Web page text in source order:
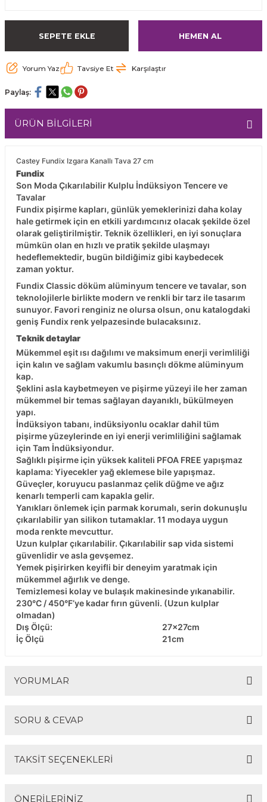
SEPETE EKLE HEMEN AL
Yorum Yaz Tavsiye Et Karşılaştır
Paylaş:
ÜRÜN BİLGİLERİ
Castey Fundix Izgara Kanallı Tava 27 cm
Fundix
Son Moda Çıkarılabilir Kulplu İndüksiyon Tencere ve
Tavalar
Fundix pişirme kapları, günlük yemeklerinizi daha kolay
hale getirmek için en etkili yardımcınız olacak şekilde özel
olarak geliştirilmiştir. Teknik özellikleri, en iyi sonuçlara
mümkün olan en hızlı ve pratik şekilde ulaşmayı
hedeflemektedir, bugün bildiğimiz gibi kaybedecek
zaman yoktur.
Fundix Classic döküm alüminyum tencere ve tavalar, son
teknolojilerle birlikte modern ve renkli bir tarz ile tasarım
sunuyor. Favori renginiz ne olursa olsun, onu katalogdaki
geniş Fundix renk yelpazesinde bulacaksınız.
Teknik detaylar
Mükemmel eşit ısı dağılımı ve maksimum enerji verimliliği
için kalın ve sağlam vakumlu basınçlı dökme alüminyum
kap.
Şeklini asla kaybetmeyen ve pişirme yüzeyi ile her zaman
mükemmel bir temas sağlayan dayanıklı, bükülmeyen
yapı.
İndüksiyon tabanı, indüksiyonlu ocaklar dahil tüm
pişirme yüzeylerinde en iyi enerji verimliliğini sağlamak
için Tam İndüksiyondur.
Sağlıklı pişirme için yüksek kaliteli PFOA FREE yapışmaz
kaplama: Yiyecekler yağ eklemese bile yapışmaz.
Güveçler, koruyucu paslanmaz çelik düğme ve ağız
kenarlı temperli cam kapakla gelir.
Yanıkları önlemek için parmak korumalı, serin dokunuşlu
çıkarılabilir yan silikon tutamaklar. 11 modaya uygun
moda renkte mevcuttur.
Uzun kulplar çıkarılabilir. Çıkarılabilir sap vida sistemi
güvenlidir ve asla gevşemez.
Yemek pişirirken keyifli bir deneyim yaratmak için
mükemmel ağırlık ve denge.
Temizlemesi kolay ve bulaşık makinesinde yıkanabilir.
230°C / 450°F’ye kadar fırın güvenli. (Uzun kulplar
olmadan)
Dış Ölçü:
27x27cm
İç Ölçü
21cm
YORUMLAR
SORU & CEVAP
TAKSİT SEÇENEKLERİ
ÖNERİLERİNİZ